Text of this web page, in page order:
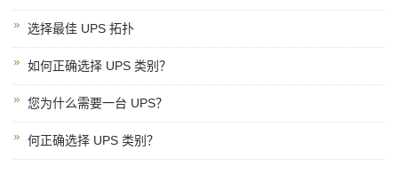
选择最佳 UPS 拓扑
如何正确选择 UPS 类别？
您为什么需要一台 UPS？
何正确选择 UPS 类别？